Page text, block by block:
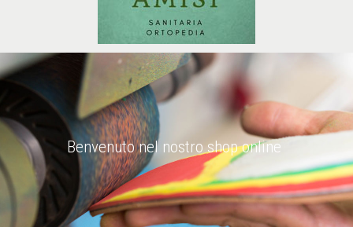
Benvenuto nel nostro shop online